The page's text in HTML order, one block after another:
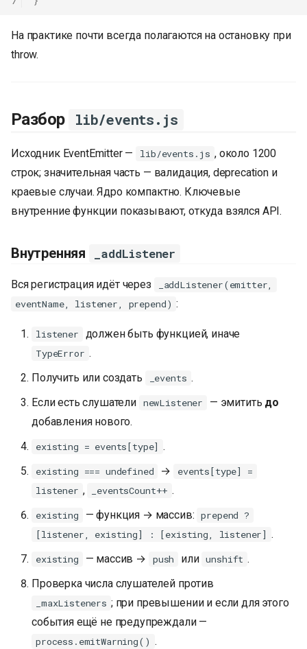
На практике почти всегда полагаются на остановку при
throw.
Разбор lib/events.js
Исходник EventEmitter — lib/events.js , около 1200
строк; значительная часть — валидация, deprecation и
краевые случаи. Ядро компактно. Ключевые
внутренние функции показывают, откуда взялся API.
Внутренняя _addListener
Вся регистрация идёт через
_addListener(emitter,
eventName, listener, prepend) :
listener должен быть функцией, иначе
TypeError .
Получить или создать
_events .
Если есть слушатели newListener — эмитить до
добавления нового.
existing = events[type] .
existing === undefined →
events[type] =
listener , _eventsCount++ .
existing — функция → массив: prepend ?
[listener, existing] : [existing, listener] .
existing — массив → push или unshift .
Проверка числа слушателей против
_maxListeners ; при превышении и если для этого
события ещё не предупреждали —
process.emitWarning() .